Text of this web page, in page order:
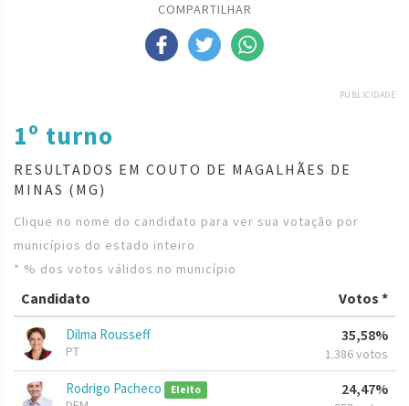
COMPARTILHAR
PUBLICIDADE
1º turno
RESULTADOS EM COUTO DE MAGALHÃES DE
MINAS (MG)
Clique no nome do candidato para ver sua votação por
municípios do estado inteiro
* % dos votos válidos no município
Candidato Votos *
Dilma Rousseff
PT
35,58%
1.386 votos
Rodrigo Pacheco Eleito 24,47%